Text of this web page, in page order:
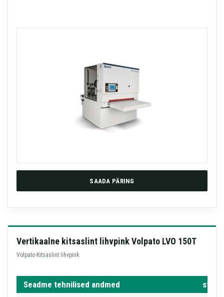
SAADA PÄRING
Vertikaalne kitsaslint lihvpink Volpato LVO 150T
Volpato·Kitsaslint lihvpink
Seadme tehnilised andmed
std.